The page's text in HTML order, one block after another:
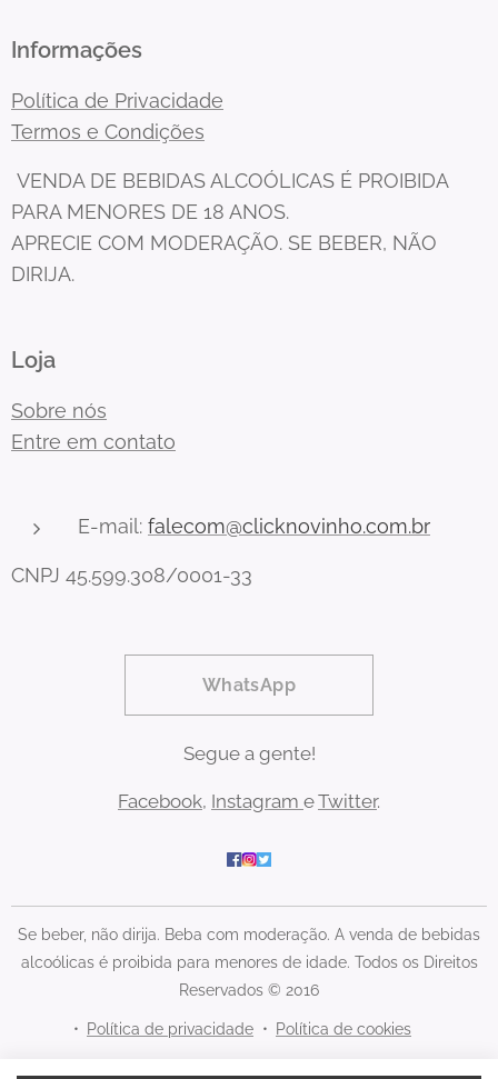
Informações
Política de Privacidade
Termos e Condições
VENDA DE BEBIDAS ALCOÓLICAS É PROIBIDA
PARA MENORES DE 18 ANOS.
APRECIE COM MODERAÇÃO. SE BEBER, NÃO
DIRIJA.
Loja
Sobre nós
Entre em contato
E-mail: falecom@clicknovinho.com.br
CNPJ 45.599.308/0001-33
WhatsApp
Segue a gente!
Facebook, Instagram eTwitter.
Se beber, não dirija. Beba com moderação. A venda de bebidas
alcoólicas é proibida para menores de idade. Todos os Direitos
Reservados © 2016
Política de privacidade Política de cookies